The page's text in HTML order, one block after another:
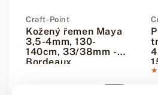
Dodavatel:
Craft-Point
Kožený řemen Maya
3,5-4mm, 130-
140cm, 33/38mm -
Bordeaux